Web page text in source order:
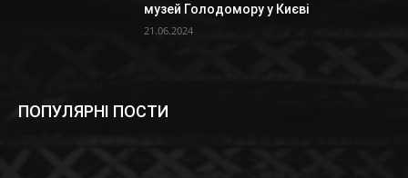
музей Голодомору у Києві
21.06.2024
ПОПУЛЯРНІ ПОСТИ